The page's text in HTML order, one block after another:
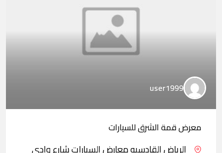
user1999
معرض قمة الشرق للسيارات
الرياض القادسيه معارض السيارات شارع وادي